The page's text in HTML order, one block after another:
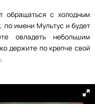
обращаться с холодным
по имени Мультус и будет
овладеть небольшим
держите по крепче свой